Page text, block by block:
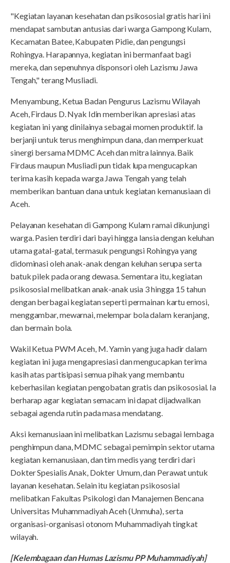
"Kegiatan layanan kesehatan dan psikososial gratis hari ini
mendapat sambutan antusias dari warga Gampong Kulam,
Kecamatan Batee, Kabupaten Pidie, dan pengungsi
Rohingya. Harapannya, kegiatan ini bermanfaat bagi
mereka, dan sepenuhnya disponsori oleh Lazismu Jawa
Tengah," terang Musliadi.
Menyambung, Ketua Badan Pengurus Lazismu Wilayah
Aceh, Firdaus D. Nyak Idin memberikan apresiasi atas
kegiatan ini yang dinilainya sebagai momen produktif. Ia
berjanji untuk terus menghimpun dana, dan memperkuat
sinergi bersama MDMC Aceh dan mitra lainnya. Baik
Firdaus maupun Musliadi pun tidak lupa mengucapkan
terima kasih kepada warga Jawa Tengah yang telah
memberikan bantuan dana untuk kegiatan kemanusiaan di
Aceh.
Pelayanan kesehatan di Gampong Kulam ramai dikunjungi
warga. Pasien terdiri dari bayi hingga lansia dengan keluhan
utama gatal-gatal, termasuk pengungsi Rohingya yang
didominasi oleh anak-anak dengan keluhan serupa serta
batuk pilek pada orang dewasa. Sementara itu, kegiatan
psikososial melibatkan anak-anak usia 3 hingga 15 tahun
dengan berbagai kegiatan seperti permainan kartu emosi,
menggambar, mewarnai, melempar bola dalam keranjang,
dan bermain bola.
Wakil Ketua PWM Aceh, M. Yamin yang juga hadir dalam
kegiatan ini juga mengapresiasi dan mengucapkan terima
kasih atas partisipasi semua pihak yang membantu
keberhasilan kegiatan pengobatan gratis dan psikososial. Ia
berharap agar kegiatan semacam ini dapat dijadwalkan
sebagai agenda rutin pada masa mendatang.
Aksi kemanusiaan ini melibatkan Lazismu sebagai lembaga
penghimpun dana, MDMC sebagai pemimpin sektor utama
kegiatan kemanusiaan, dan tim medis yang terdiri dari
Dokter Spesialis Anak, Dokter Umum, dan Perawat untuk
layanan kesehatan. Selain itu kegiatan psikososial
melibatkan Fakultas Psikologi dan Manajemen Bencana
Universitas Muhammadiyah Aceh (Unmuha), serta
organisasi-organisasi otonom Muhammadiyah tingkat
wilayah.
[Kelembagaan dan Humas Lazismu PP Muhammadiyah]